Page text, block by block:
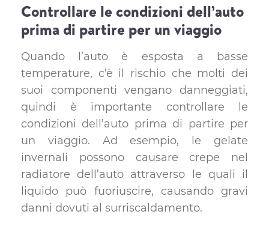
Controllare le condizioni dell’auto
prima di partire per un viaggio
Quando l’auto è esposta a basse
temperature, c’è il rischio che molti dei
suoi componenti vengano danneggiati,
quindi è importante controllare le
condizioni dell’auto prima di partire per
un viaggio. Ad esempio, le gelate
invernali possono causare crepe nel
radiatore dell’auto attraverso le quali il
liquido può fuoriuscire, causando gravi
danni dovuti al surriscaldamento.